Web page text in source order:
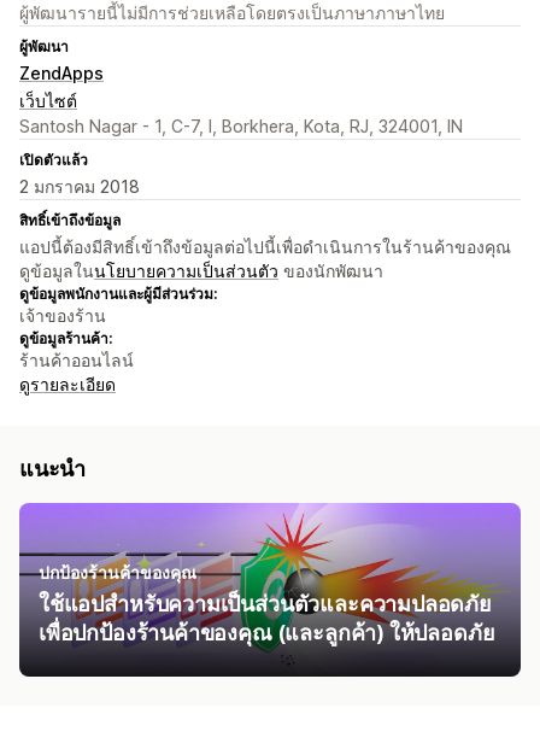
ผู้พัฒนารายนี้ไม่มีการช่วยเหลือโดยตรงเป็นภาษาภาษาไทย
ผู้พัฒนา
ZendApps
เว็บไซต์
Santosh Nagar - 1, C-7, I, Borkhera, Kota, RJ, 324001, IN
เปิดตัวแล้ว
2 มกราคม 2018
สิทธิ์เข้าถึงข้อมูล
แอปนี้ต้องมีสิทธิ์เข้าถึงข้อมูลต่อไปนี้เพื่อดำเนินการในร้านค้าของคุณ
ดูข้อมูลในนโยบายความเป็นส่วนตัว ของนักพัฒนา
ดูข้อมูลพนักงานและผู้มีส่วนร่วม:
เจ้าของร้าน
ดูข้อมูลร้านค้า:
ร้านค้าออนไลน์
ดูรายละเอียด
แนะนำ
ปกป้องร้านค้าของคุณ
ใช้แอปสำหรับความเป็นส่วนตัวและความปลอดภัย
เพื่อปกป้องร้านค้าของคุณ (และลูกค้า) ให้ปลอดภัย